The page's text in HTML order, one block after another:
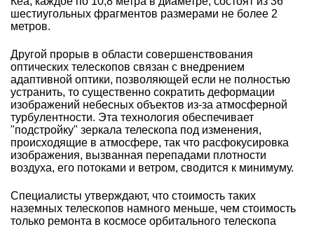
шестиугольных фрагментов размерами не более 2
метров.
Другой прорыв в области совершенствования
оптических телескопов связан с внедрением
адаптивной оптики, позволяющей если не полностью
устранить, то существенно сократить деформации
изображений небесных объектов из-за атмосферной
турбулентности. Эта технология обеспечивает
"подстройку" зеркала телескопа под изменения,
происходящие в атмосфере, так что расфокусировка
изображения, вызванная перепадами плотности
воздуха, его потоками и ветром, сводится к минимуму.
Специалисты утверждают, что стоимость таких
наземных телескопов намного меньше, чем стоимость
только ремонта в космосе орбитального телескопа